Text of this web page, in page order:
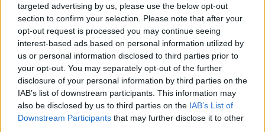
targeted advertising by us, please use the below opt-out
section to confirm your selection. Please note that after your
opt-out request is processed you may continue seeing
interest-based ads based on personal information utilized by
us or personal information disclosed to third parties prior to
your opt-out. You may separately opt-out of the further
disclosure of your personal information by third parties on the
IAB’s list of downstream participants. This information may
also be disclosed by us to third parties on the IAB’s List of
Downstream Participants that may further disclose it to other
57699
Ak chcete mať vo svojej záhrade nepretržite kvitnúce
farebné letničky, musíte im dodať okrem vlahy aj viac
živín. Na tento účel sú vhodné rôzne druhy hnojív, pevné
aj kvapalné. Letničky je dobré prihnojiť 1x týždenne,
pričom v prípade tuhých hnojív sa vhodný roztok pripraví
rozpustením predpísanej dávky v zálievkovej vode,